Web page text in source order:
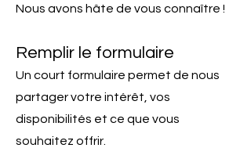
Nous avons hâte de vous connaître !
Remplir le formulaire
Un court formulaire permet de nous
partager votre intérêt, vos
disponibilités et ce que vous
souhaitez offrir.